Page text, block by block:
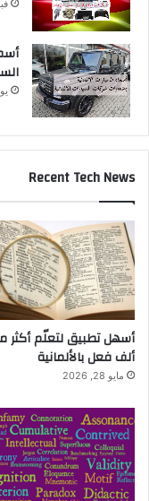
Recent Tech News
ألف فعل بالألمانية
مايو 28, 2026